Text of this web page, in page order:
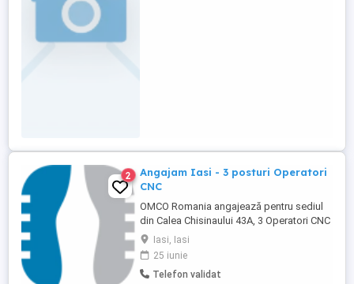
2
Angajam Iasi - 3 posturi Operatori
CNC
OMCO Romania angajează pentru sediul
din Calea Chisinaului 43A, 3 Operatori CNC
cu experienta in frezare sau strunjire -
pentru operarea utilajelor cu comandă
numerică. Candidatul Ideal Absolvent de
studii medii: liceu sau școală profesională
Iasi, Iasi
25 iunie
Telefon validat